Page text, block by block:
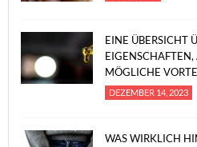
EINE ÜBERSICHT
MÖGLICHE
DEZEMBER 14, 2023
WAS WIRKLICH